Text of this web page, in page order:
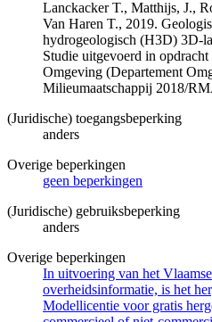
Lanckacker T., Matthijs, J.,
Van Haren T., 2019.
hydrogeologisch (H3D) 3D-
Studie uitgevoerd in
Omgeving (Departement
Milieumaatschappij 2018/
(Juridische) toegangsbeperking
anders
Overige beperkingen
geen beperkingen
(Juridische) gebruiksbeperking
anders
Overige beperkingen
In uitvoering van het
overheidsinformatie, is het
Modellicentie voor gratis